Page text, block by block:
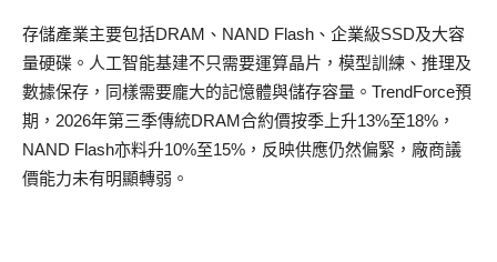
存儲產業主要包括DRAM、NAND Flash、企業級SSD及大容
量硬碟。人工智能基建不只需要運算晶片，模型訓練、推理及
數據保存，同樣需要龐大的記憶體與儲存容量。TrendForce預
期，2026年第三季傳統DRAM合約價按季上升13%至18%，
NAND Flash亦料升10%至15%，反映供應仍然偏緊，廠商議
價能力未有明顯轉弱。